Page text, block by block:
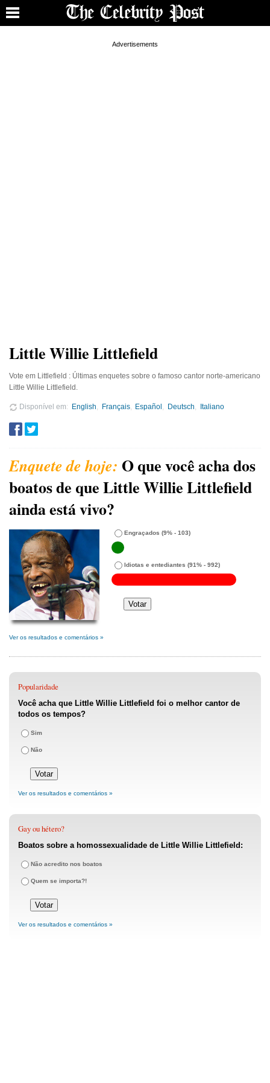
Little Willie Littlefield
Vote em Littlefield : Últimas enquetes sobre o famoso cantor norte-americano
Little Willie Littlefield.
Disponível em English Français Español Deutsch Italiano
O que você acha dos
boatos de que Little Willie Littlefield
ainda está vivo?
Engraçados (9% - 103)
Idiotas e entediantes (91% - 992)
Ver os resultados e comentários »
Popularidade
Você acha que Little Willie Littlefield foi o melhor cantor de
todos os tempos?
Sim
Não
Ver os resultados e comentários »
Gay ou hétero?
Boatos sobre a homossexualidade de Little Willie Littlefield:
Não acredito nos boatos
Quem se importa?!
Ver os resultados e comentários »